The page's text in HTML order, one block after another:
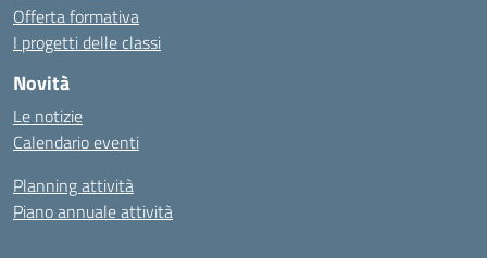
Offerta formativa
I progetti delle classi
Novità
Le notizie
Calendario eventi
Planning attività
Piano annuale attività